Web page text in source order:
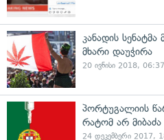
კანადის
მხარი დაუჭირა
20 ივნისი 2018, 06:37
პორტუგალიის
რატომ არ
24 დეკემბერი 2017,